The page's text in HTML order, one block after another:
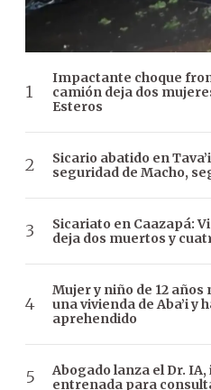
Impactante choque
camión deja dos
Esteros
Sicario abatido en
seguridad de Macho,
Sicariato en Caazapá:
deja dos muertos y
Mujer y niño de 12
una vivienda de Aba’i y
aprehendido
Abogado lanza el Dr.
entrenada para